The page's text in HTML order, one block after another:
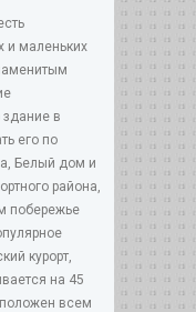
и маленьких
в
его по
Белый дом и
района,
побережье
курорт,
на 45
всем